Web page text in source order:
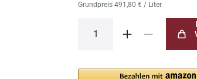
Grundpreis491,80 € / Liter